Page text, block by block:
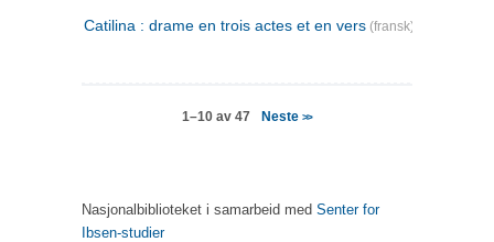
Catilina : drame en trois actes et en vers (fransk)
1–10 av 47 Neste>>
Nasjonalbiblioteket i samarbeid med Senter for
Ibsen-studier